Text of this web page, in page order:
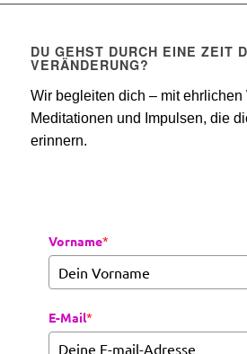
DU GEHST DURCH EINE ZEIT
VERÄNDERUNG?
Wir begleiten dich – mit ehrlichen
Meditationen und Impulsen, die
erinnern.
Vorname*
E-Mail*